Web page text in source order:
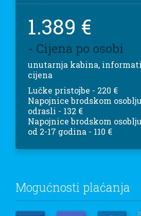
1.389 €
- Cijena po osobi
unutarnja kabina,
cijena
Lučke pristojbe - 220 €
Napojnice brodskom osoblju
odrasli - 132 €
Napojnice brodskom
od 2-17 godina - 110 €
Mogućnosti plaćanja